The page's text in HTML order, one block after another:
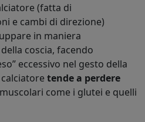
(fatta di
e cambi di direzione)
in maniera
coscia, facendo
eccessivo nel gesto della
tende a perdere
come i glutei e quelli